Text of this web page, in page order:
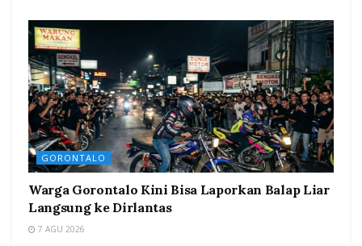
GORONTALO
Warga Gorontalo Kini Bisa Laporkan Balap Liar
Langsung ke Dirlantas
7 AGU 2026